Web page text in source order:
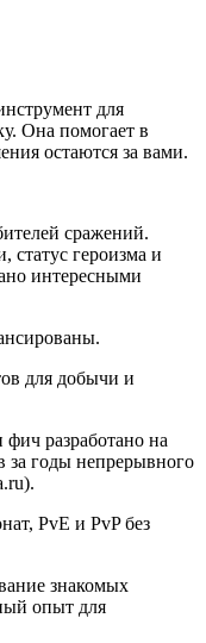
для
Она помогает в
остаются за вами.
сражений.
статус героизма и
интересными
для добычи и
разработано на
за годы непрерывного
PvE и PvP без
знакомых
опыт для